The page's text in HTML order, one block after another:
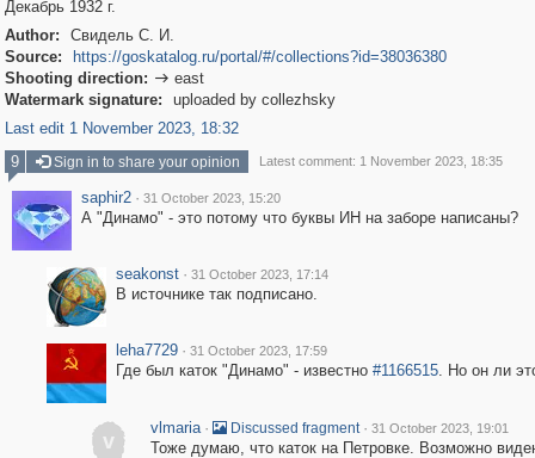
Декабрь 1932 г.
Author:
Свидель С. И.
Source:
https://goskatalog.ru/portal/#/collections?id=38036380
Shooting direction:  east
Watermark signature:
uploaded by collezhsky
Last edit 1 November 2023, 18:32
9
Sign in to share your opinion Latest comment: 1 November 2023, 18:35
saphir2 · 31 October 2023, 15:20
А "Динамо" - это потому что буквы ИН на заборе написаны?
seakonst · 31 October 2023, 17:14
В источнике так подписано.
leha7729 · 31 October 2023, 17:59
Где был каток "Динамо" - известно #1166515. Но он ли
v
vlmaria · Discussed fragment · 31 October 2023, 19:01
Тоже думаю, что каток на Петровке. Возможно